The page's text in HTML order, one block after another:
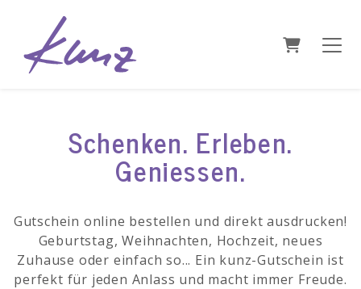
Schenken. Erleben.
Geniessen.
Gutschein online bestellen und direkt ausdrucken!
Geburtstag, Weihnachten, Hochzeit, neues
Zuhause oder einfach so... Ein kunz-Gutschein ist
perfekt für jeden Anlass und macht immer Freude.